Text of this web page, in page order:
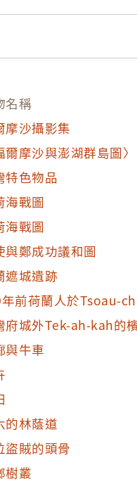
名稱
摩沙攝影集
爾摩沙與澎湖群島圖〉
特色物品
海戰圖
海戰圖
與鄭成功議和圖
遮城遺跡
前荷蘭人於Tsoau-
府城外Tek-ah-kah的
與牛車
的林蔭道
盜賊的頭骨
樹叢